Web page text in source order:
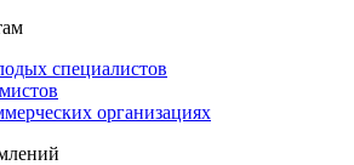
специалистов
организациях